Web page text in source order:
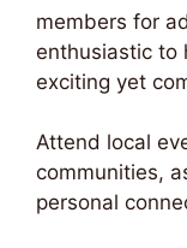
members for
enthusiastic to
exciting yet
Attend local
communities,
personal